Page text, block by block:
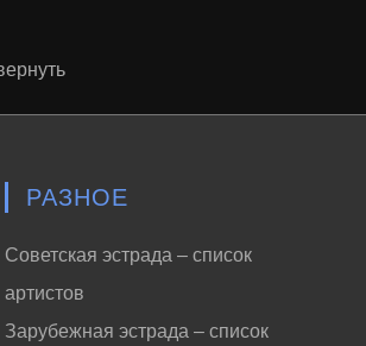
РАЗНОЕ
Советская эстрада – список
артистов
Зарубежная эстрада – список